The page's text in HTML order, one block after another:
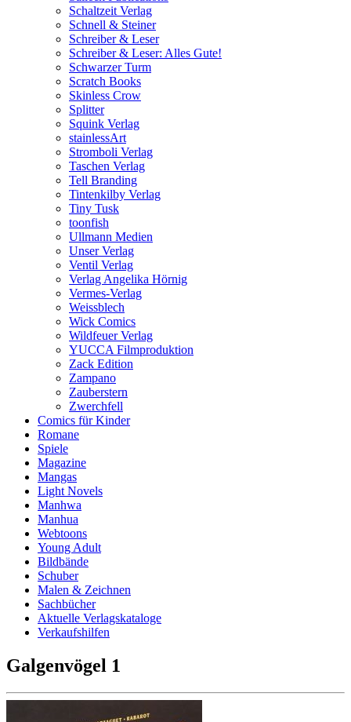
Schaltzeit Verlag
Schnell & Steiner
Schreiber & Leser
Schreiber & Leser: Alles Gute!
Schwarzer Turm
Scratch Books
Skinless Crow
Splitter
Squink Verlag
stainlessArt
Stromboli Verlag
Taschen Verlag
Tell Branding
Tintenkilby Verlag
Tiny Tusk
toonfish
Ullmann Medien
Unser Verlag
Ventil Verlag
Verlag Angelika Hörnig
Vermes-Verlag
Weissblech
Wick Comics
Wildfeuer Verlag
YUCCA Filmproduktion
Zack Edition
Zampano
Zauberstern
Zwerchfell
Comics für Kinder
Romane
Spiele
Magazine
Mangas
Light Novels
Manhwa
Manhua
Webtoons
Young Adult
Bildbände
Schuber
Malen & Zeichnen
Sachbücher
Aktuelle Verlagskataloge
Verkaufshilfen
Galgenvögel 1